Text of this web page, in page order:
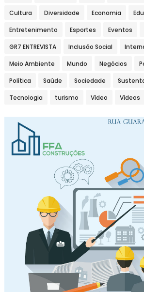
Cultura Diversidade Economia
Entretenimento Esportes Eventos
GR7 ENTREVISTA Inclusão Social
Meio Ambiente Mundo Negócios
Política Saúde Sociedade
Tecnologia turismo Vídeo Vídeos